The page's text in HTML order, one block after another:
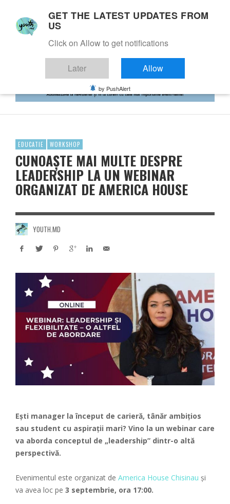
EDUCATIE WORKSHOP
CUNOAȘTE MAI MULTE DESPRE
LEADERSHIP LA UN WEBINAR
ORGANIZAT DE AMERICA HOUSE
YOUTH.MD
Ești manager la început de carieră, tânăr ambițios
sau student cu aspirații mari? Vino la un webinar care
va aborda conceptul de „leadership” dintr-o altă
perspectivă.
Evenimentul este organizat de America House Chisinau și
va avea loc pe 3 septembrie, ora 17:00.
GET THE LATEST UPDATES FROM
US
Click on Allow to get notifications
Later Allow
by PushAlert